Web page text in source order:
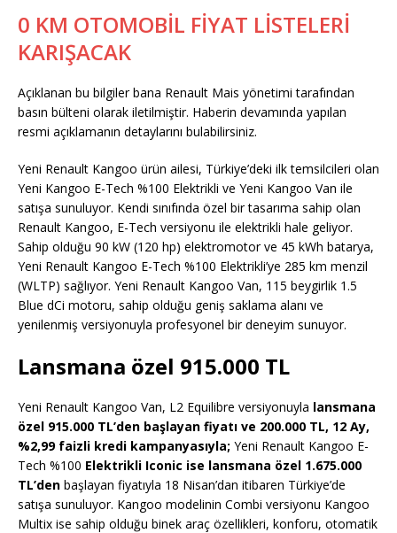
0 KM OTOMOBİL FİYAT LİSTELERİ
KARIŞACAK
Açıklanan bu bilgiler bana Renault Mais yönetimi tarafından
basın bülteni olarak iletilmiştir. Haberin devamında yapılan
resmi açıklamanın detaylarını bulabilirsiniz.
Yeni Renault Kangoo ürün ailesi, Türkiye’deki ilk temsilcileri olan
Yeni Kangoo E-Tech %100 Elektrikli ve Yeni Kangoo Van ile
satışa sunuluyor. Kendi sınıfında özel bir tasarıma sahip olan
Renault Kangoo, E-Tech versiyonu ile elektrikli hale geliyor.
Sahip olduğu 90 kW (120 hp) elektromotor ve 45 kWh batarya,
Yeni Renault Kangoo E-Tech %100 Elektrikli’ye 285 km menzil
(WLTP) sağlıyor. Yeni Renault Kangoo Van, 115 beygirlik 1.5
Blue dCi motoru, sahip olduğu geniş saklama alanı ve
yenilenmiş versiyonuyla profesyonel bir deneyim sunuyor.
Lansmana özel 915.000 TL
Yeni Renault Kangoo Van, L2 Equilibre versiyonuyla lansmana
özel 915.000 TL’den başlayan fiyatı ve 200.000 TL, 12 Ay,
%2,99 faizli kredi kampanyasıyla; Yeni Renault Kangoo E-
Tech %100 Elektrikli Iconic ise lansmana özel 1.675.000
TL’den başlayan fiyatıyla 18 Nisan’dan itibaren Türkiye’de
satışa sunuluyor. Kangoo modelinin Combi versiyonu Kangoo
Multix ise sahip olduğu binek araç özellikleri, konforu, otomatik